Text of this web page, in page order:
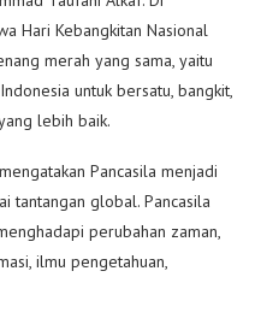
Hari Kebangkitan Nasional
merah yang sama, yaitu
untuk bersatu, bangkit,
lebih baik.
Pancasila menjadi
tantangan global. Pancasila
perubahan zaman,
ilmu pengetahuan,